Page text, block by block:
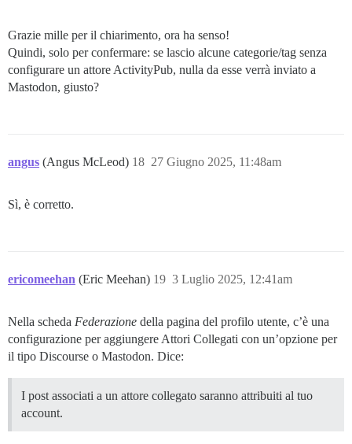
Grazie mille per il chiarimento, ora ha senso!
Quindi, solo per confermare: se lascio alcune categorie/tag senza
configurare un attore ActivityPub, nulla da esse verrà inviato a
Mastodon, giusto?
angus (Angus McLeod) 27 Giugno 2025, 11:48am
18
Sì, è corretto.
ericomeehan (Eric Meehan) 3 Luglio 2025, 12:41am
19
Nella scheda Federazione della pagina del profilo utente, c’è una
configurazione per aggiungere Attori Collegati con un’opzione per
il tipo Discourse o Mastodon. Dice:
I post associati a un attore collegato saranno attribuiti al tuo
account.